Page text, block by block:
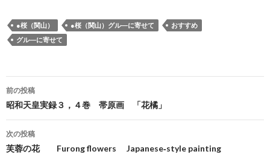
●桜（関山） ●桜（関山）グル―に寄せて
おすすめ
グル―に寄せて
投
稿
ナ
前の投稿
昭和天皇実録３，４巻 帯原画 「花橘」
次の投稿
芙蓉の花 Furong flowers Japanese‐style painting